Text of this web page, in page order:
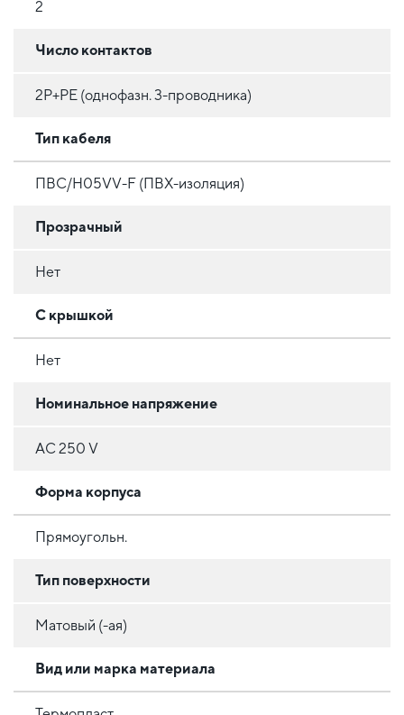
2
Число контактов
2P+PE (однофазн. 3-проводника)
Тип кабеля
ПВС/H05VV-F (ПВХ-изоляция)
Прозрачный
Нет
С крышкой
Нет
Номинальное напряжение
AC 250 V
Форма корпуса
Прямоугольн.
Тип поверхности
Матовый (-ая)
Вид или марка материала